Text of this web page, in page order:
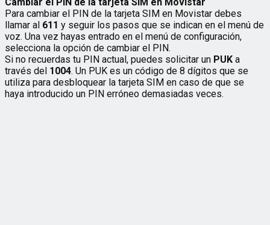
Cambiar el PIN de la tarjeta SIM en Movistar
Para cambiar el PIN de la tarjeta SIM en Movistar debes
llamar al 611 y seguir los pasos que se indican en el menú de
voz. Una vez hayas entrado en el menú de configuración,
selecciona la opción de cambiar el PIN.
Si no recuerdas tu PIN actual, puedes solicitar un PUK a
través del 1004. Un PUK es un código de 8 dígitos que se
utiliza para desbloquear la tarjeta SIM en caso de que se
haya introducido un PIN erróneo demasiadas veces.